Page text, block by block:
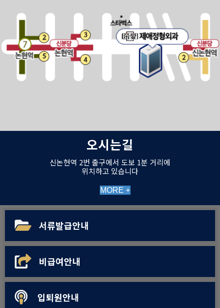
오시는길
신논현역 2번 출구에서 도보 1분 거리에
위치하고 있습니다
MORE +
서류발급안내
비급여안내
입퇴원안내